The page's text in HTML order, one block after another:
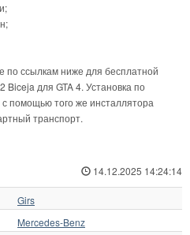
по ссылкам ниже для бесплатной
Biceja для GTA 4. Установка по
помощью того же инсталлятора
транспорт.
14.12.2025 14:24:14
Girs
Mercedes-Benz